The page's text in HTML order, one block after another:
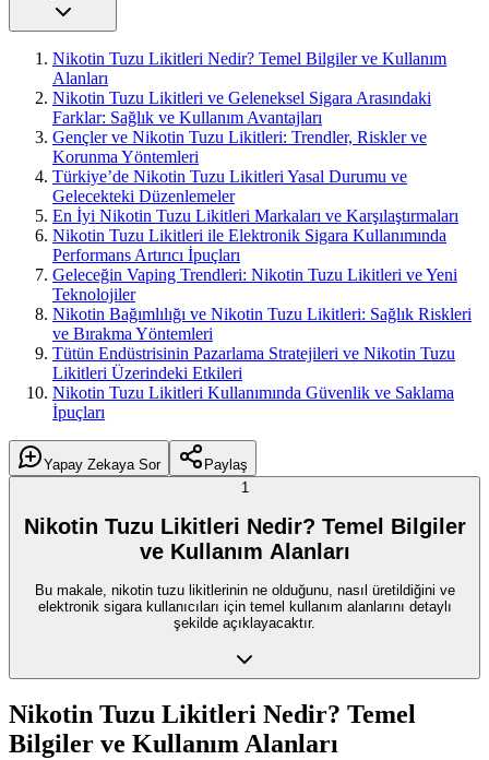
Nikotin Tuzu Likitleri Nedir? Temel Bilgiler ve Kullanım
Alanları
Nikotin Tuzu Likitleri ve Geleneksel Sigara Arasındaki
Farklar: Sağlık ve Kullanım Avantajları
Gençler ve Nikotin Tuzu Likitleri: Trendler, Riskler ve
Korunma Yöntemleri
Türkiye’de Nikotin Tuzu Likitleri Yasal Durumu ve
Gelecekteki Düzenlemeler
En İyi Nikotin Tuzu Likitleri Markaları ve Karşılaştırmaları
Nikotin Tuzu Likitleri ile Elektronik Sigara Kullanımında
Performans Artırıcı İpuçları
Geleceğin Vaping Trendleri: Nikotin Tuzu Likitleri ve Yeni
Teknolojiler
Nikotin Bağımlılığı ve Nikotin Tuzu Likitleri: Sağlık Riskleri
ve Bırakma Yöntemleri
Tütün Endüstrisinin Pazarlama Stratejileri ve Nikotin Tuzu
Likitleri Üzerindeki Etkileri
Nikotin Tuzu Likitleri Kullanımında Güvenlik ve Saklama
İpuçları
Yapay Zekaya Sor
Paylaş
1
Nikotin Tuzu Likitleri Nedir? Temel Bilgiler
ve Kullanım Alanları
Bu makale, nikotin tuzu likitlerinin ne olduğunu, nasıl üretildiğini ve
elektronik sigara kullanıcıları için temel kullanım alanlarını detaylı
şekilde açıklayacaktır.
Nikotin Tuzu Likitleri Nedir? Temel
Bilgiler ve Kullanım Alanları